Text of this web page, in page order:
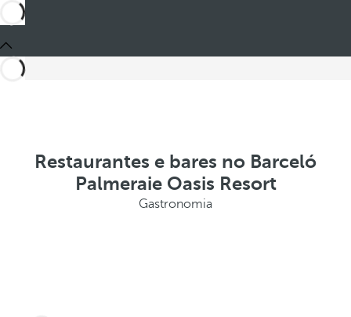
Restaurantes e bares no Barceló
Palmeraie Oasis Resort
Gastronomia